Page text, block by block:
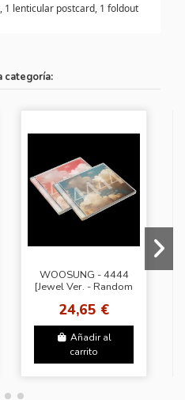
1 lenticular postcard, 1 foldout
categoría:
WOOSUNG - 4444
[Jewel Ver. - Random
24,65 €
Añadir al
carrito